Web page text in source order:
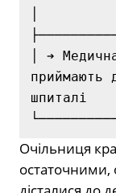
│ ➔
приймають
шпиталі
Очільниця
остаточними,